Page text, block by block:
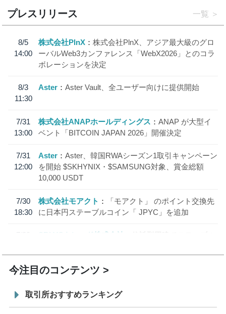
プレスリリース 一覧
8/5
14:00
株式会社PlnX
株式会社PlnX、アジア最大級のグロ
ーバルWeb3カンファレンス「WebX2026」とのコラ
ボレーションを決定
8/3
11:30
Aster Aster Vault、全ユーザー向けに提供開始
7/31
13:00
株式会社ANAPホールディングス
ANAP が大型イ
ベント「BITCOIN JAPAN 2026」開催決定
7/31
12:00
Aster
Aster、韓国RWAシーズン1取引キャンペーン
を開始 $SKHYNIX・$SAMSUNG対象、賞金総額
10,000 USDT
7/30
18:30
株式会社モアクト
「モアクト」 のポイント交換先
に日本円ステーブルコイン「 JPYC」を追加
7/29
SBI VCトレード株式会社
信託型円建てステーブル
今注目のコンテンツ
取引所おすすめランキング